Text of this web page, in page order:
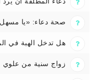
صحة دعاء: «يا مسهل
هل تدخل الهبة في
زواج سنية من علوي